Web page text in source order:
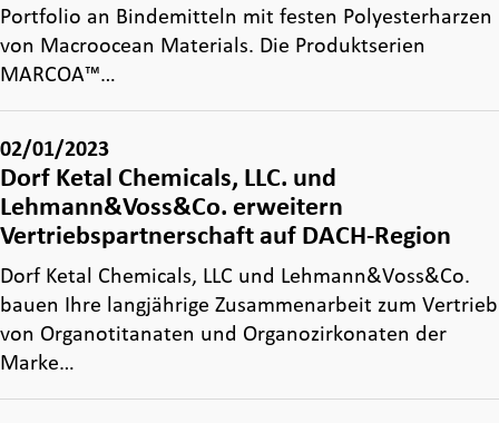
Portfolio an Bindemitteln mit festen Polyesterharzen
von Macroocean Materials. Die Produktserien
MARCOA™…
02/01/2023
Dorf Ketal Chemicals, LLC. und
Lehmann&Voss&Co. erweitern
Vertriebspartnerschaft auf DACH-Region
Dorf Ketal Chemicals, LLC und Lehmann&Voss&Co.
bauen Ihre langjährige Zusammenarbeit zum Vertrieb
von Organotitanaten und Organozirkonaten der
Marke…